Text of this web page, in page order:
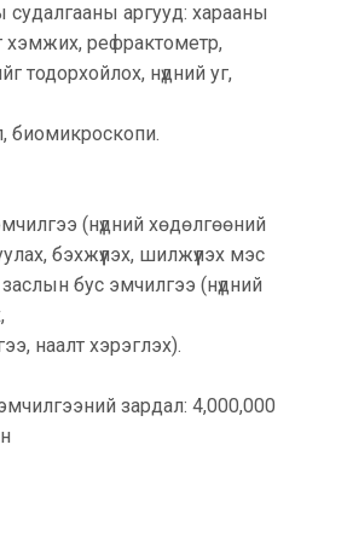
аргууд: харааны
хэмжих, рефрактометр,
тодорхойлох, нүдний уг,
биомикроскопи.
(нүдний хөдөлгөөний
бэхжүүлэх, шилжүүлэх мэс
бус эмчилгээ (нүдний
наалт хэрэглэх).
зардал: 4,000,000